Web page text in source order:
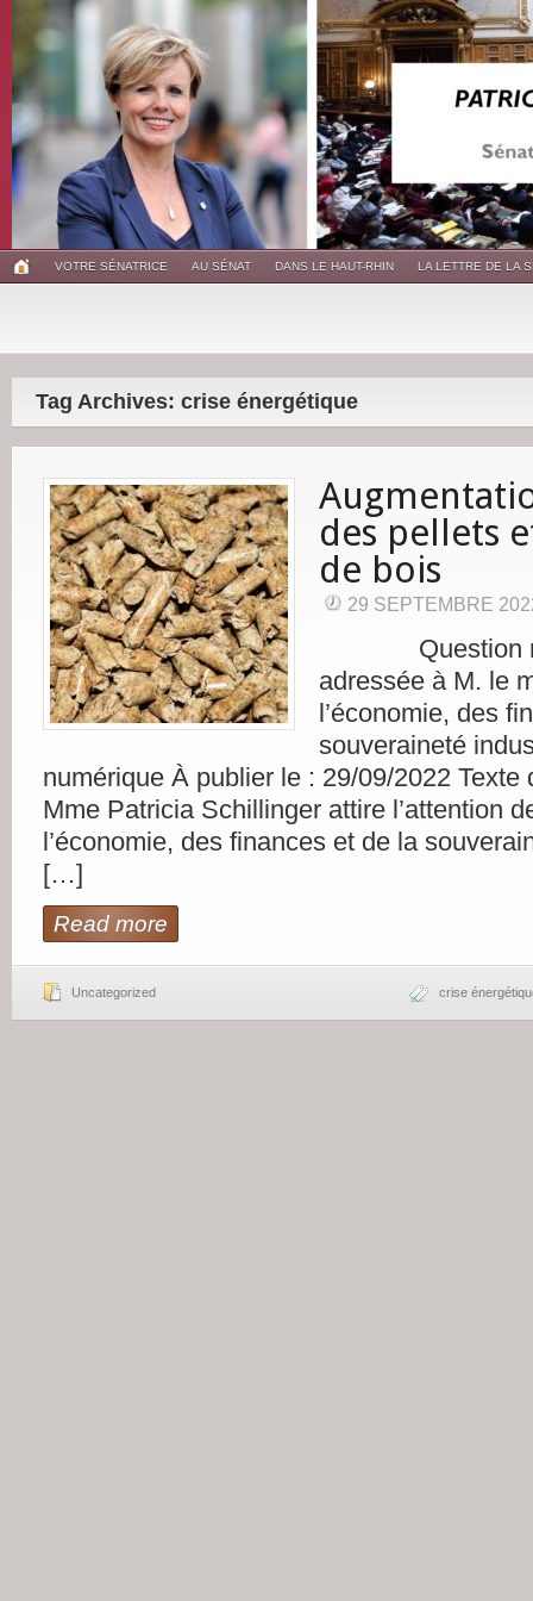
VOTRE SÉNATRICE AU SÉNAT DANS LE HAUT-RHIN LA LETTRE DE LA
Tag Archives: crise énergétique
des pellets
de bois
29 SEPTEMBRE
Question n°
adressée à M. le
l’économie, des
souveraineté
numérique À publier le : 29/09/2022 Texte
Mme Patricia Schillinger attire l’attention
l’économie, des finances et de la
[…]
Read more
Uncategorized crise